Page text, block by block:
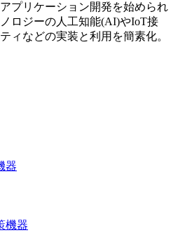
プリケーション開発を始められ
ロジーの人工知能(AI)やIoT接
ィなどの実装と利用を簡素化。
器
機器